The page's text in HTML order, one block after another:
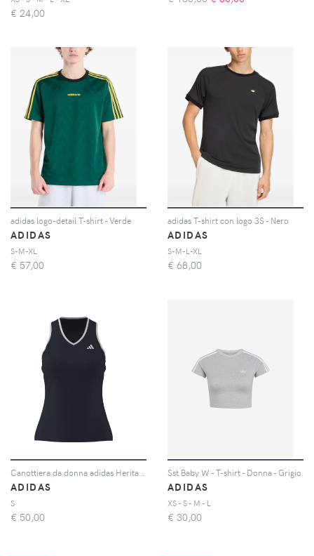
€ 24,00
adidas logo-detail T-shirt - Verde
ADIDAS
S-M-XL
€ 57,00
adidas T-shirt con logo 3S - Nero
ADIDAS
S-M-L-XL
€ 68,00
ADIDAS
S
€ 50,00
Sst Baby W - T-shirt - Donna - Grigio
ADIDAS
XS - S - M - L
€ 30,00